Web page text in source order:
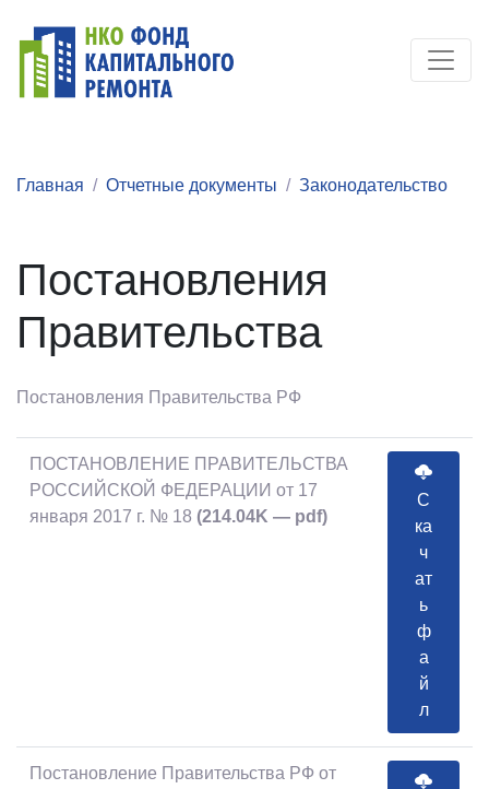
Главная Отчетные документы Законодательство
Постановления
Правительства
Постановления Правительства РФ
ПОСТАНОВЛЕНИЕ ПРАВИТЕЛЬСТВА
РОССИЙСКОЙ ФЕДЕРАЦИИ от 17
января 2017 г. № 18 (214.04K — pdf)
С
ка
ч
ат
ь
ф
а
й
л
Постановление Правительства РФ от